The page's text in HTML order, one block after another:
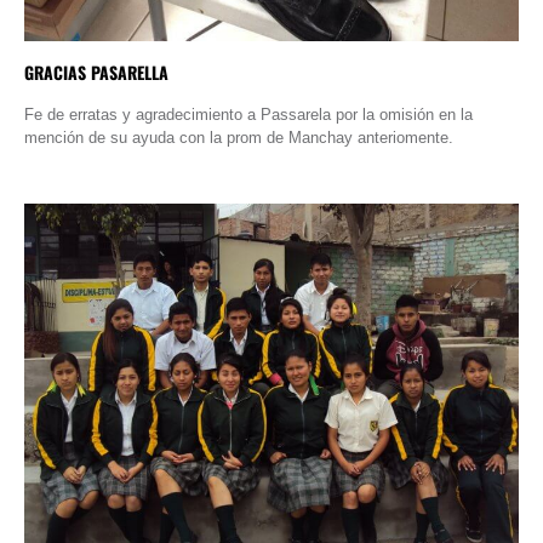
GRACIAS PASARELLA
Fe de erratas y agradecimiento a Passarela por la omisión en la
mención de su ayuda con la prom de Manchay anteriomente.